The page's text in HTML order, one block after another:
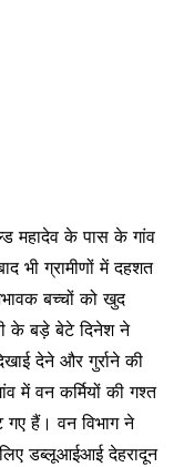
महादेव के पास के गांव
भी ग्रामीणों में दहशत
बच्चों को खुद
के बड़े बेटे दिनेश ने
देने और गुर्राने की
में वन कर्मियों की गश्त
गए हैं। वन विभाग ने
डब्लूआईआई देहरादून